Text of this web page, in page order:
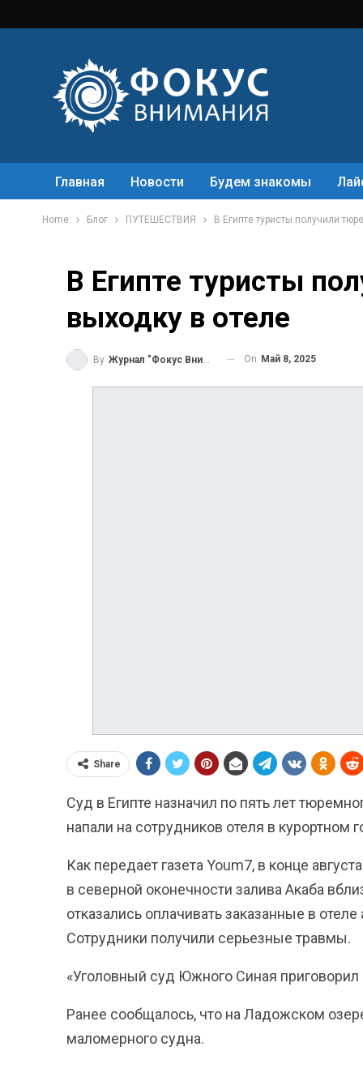
Главная Новости Будем знакомы
Home Блог ПУТЕШЕСТВИЯ В Египте туристы получили
В Египте туристы
выходку в отеле
By Журнал "Фокус Внимания" On Май 8, 2025
Share
Суд в Египте назначил по пять лет
напали на сотрудников отеля в курортном
Как передает газета Youm7, в конце
в северной оконечности залива Акаба
отказались оплачивать заказанные в
Сотрудники получили серьезные травмы.
«Уголовный суд Южного Синая приговорил
Ранее сообщалось, что на Ладожском
маломерного судна.